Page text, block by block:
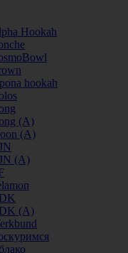
Hookah
hookah
(A)
(А)
(А)
(А)